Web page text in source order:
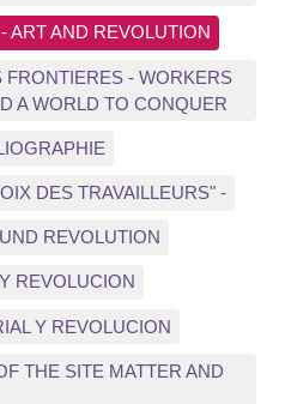
ART AND REVOLUTION
FRONTIERES - WORKERS
A WORLD TO CONQUER
DES TRAVAILLEURS" -
REVOLUTION
REVOLUCION
Y REVOLUCION
THE SITE MATTER AND